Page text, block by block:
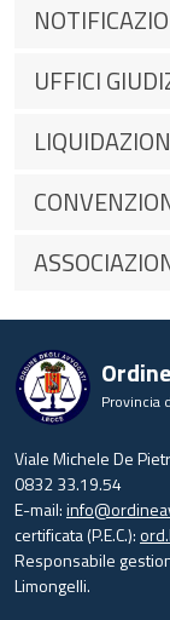
UFFICI
Provincia
Viale Michele De
0832 33.19.54
E-mail:
certificata (P.E.C.):
Responsabile
Limongelli.